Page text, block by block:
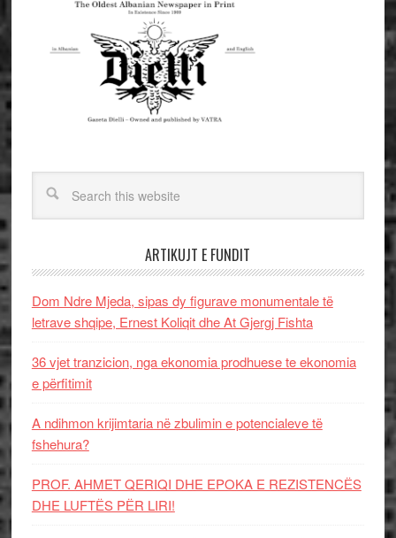
ARTIKUJT E FUNDIT
Dom Ndre Mjeda, sipas dy figurave monumentale të
letrave shqipe, Ernest Koliqit dhe At Gjergj Fishta
36 vjet tranzicion, nga ekonomia prodhuese te ekonomia
e përfitimit
A ndihmon krijimtaria në zbulimin e potencialeve të
fshehura?
PROF. AHMET QERIQI DHE EPOKA E REZISTENCЁS
DHE LUFTЁS PЁR LIRI!